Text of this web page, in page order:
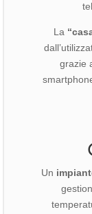
La
grazie
Un